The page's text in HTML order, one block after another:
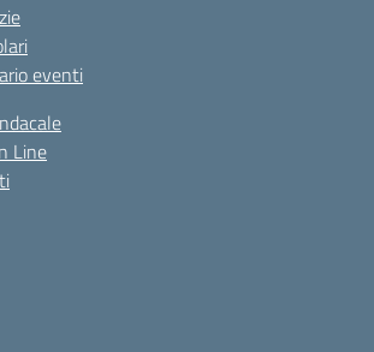
eventi
Line